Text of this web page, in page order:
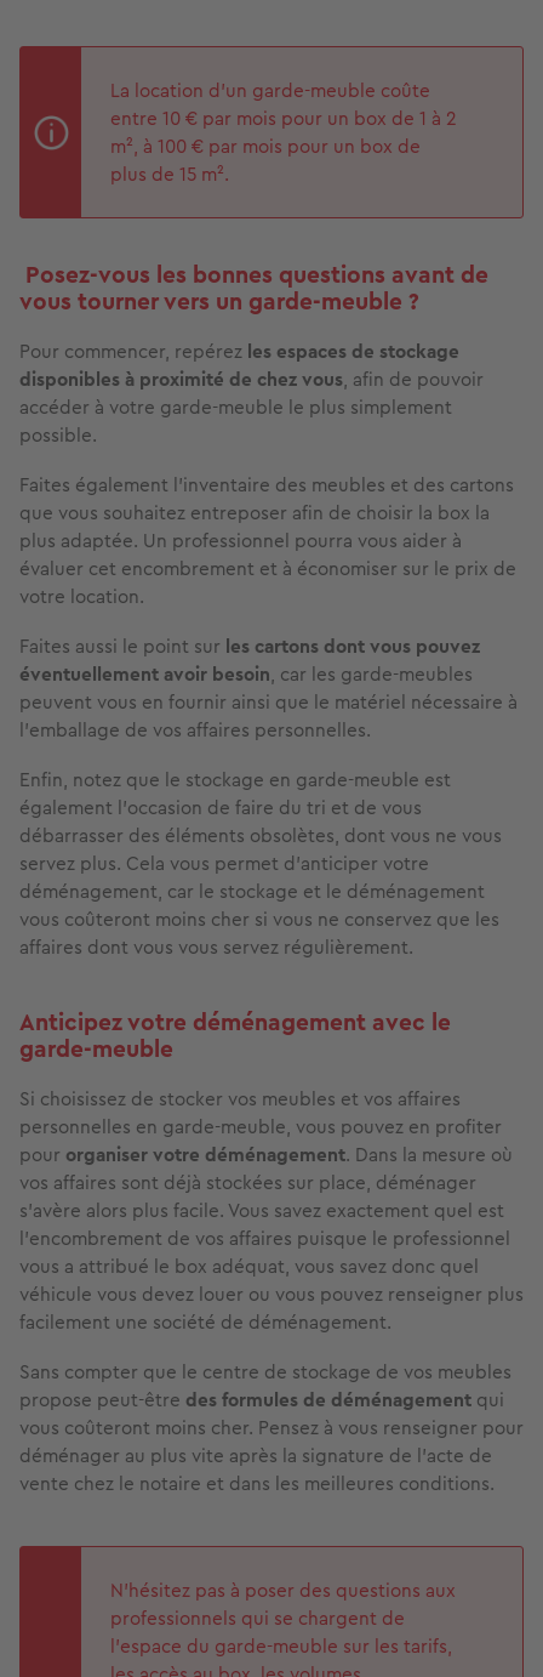
La location d’un garde-meuble coûte
entre 10 € par mois pour un box de 1 à 2
m², à 100 € par mois pour un box de
plus de 15 m².
Posez-vous les bonnes questions avant de
vous tourner vers un garde-meuble ?
Pour commencer, repérez les espaces de stockage
disponibles à proximité de chez vous, afin de pouvoir
accéder à votre garde-meuble le plus simplement
possible.
Faites également l’inventaire des meubles et des cartons
que vous souhaitez entreposer afin de choisir la box la
plus adaptée. Un professionnel pourra vous aider à
évaluer cet encombrement et à économiser sur le prix de
votre location.
Faites aussi le point sur les cartons dont vous pouvez
éventuellement avoir besoin, car les garde-meubles
peuvent vous en fournir ainsi que le matériel nécessaire à
l’emballage de vos affaires personnelles.
Enfin, notez que le stockage en garde-meuble est
également l’occasion de faire du tri et de vous
débarrasser des éléments obsolètes, dont vous ne vous
servez plus. Cela vous permet d’anticiper votre
déménagement, car le stockage et le déménagement
vous coûteront moins cher si vous ne conservez que les
affaires dont vous vous servez régulièrement.
Anticipez votre déménagement avec le
garde-meuble
Si choisissez de stocker vos meubles et vos affaires
personnelles en garde-meuble, vous pouvez en profiter
pour organiser votre déménagement. Dans la mesure où
vos affaires sont déjà stockées sur place, déménager
s’avère alors plus facile. Vous savez exactement quel est
l’encombrement de vos affaires puisque le professionnel
vous a attribué le box adéquat, vous savez donc quel
véhicule vous devez louer ou vous pouvez renseigner plus
facilement une société de déménagement.
Sans compter que le centre de stockage de vos meubles
propose peut-être des formules de déménagement qui
vous coûteront moins cher. Pensez à vous renseigner pour
déménager au plus vite après la signature de l’acte de
vente chez le notaire et dans les meilleures conditions.
N’hésitez pas à poser des questions aux
professionnels qui se chargent de
l’espace du garde-meuble sur les tarifs,